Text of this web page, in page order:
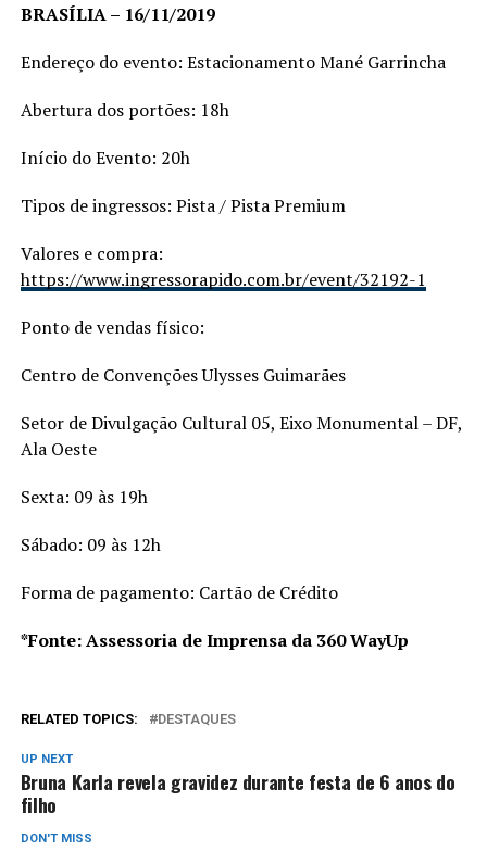
BRASÍLIA – 16/11/2019
Endereço do evento: Estacionamento Mané Garrincha
Abertura dos portões: 18h
Início do Evento: 20h
Tipos de ingressos: Pista / Pista Premium
Valores e compra:
https://www.ingressorapido.com.br/event/32192-1
Ponto de vendas físico:
Centro de Convenções Ulysses Guimarães
Setor de Divulgação Cultural 05, Eixo Monumental – DF,
Ala Oeste
Sexta: 09 às 19h
Sábado: 09 às 12h
Forma de pagamento: Cartão de Crédito
*Fonte: Assessoria de Imprensa da 360 WayUp
RELATED TOPICS: DESTAQUES
UP NEXT
Bruna Karla revela gravidez durante festa de 6 anos do
filho
DON'T MISS